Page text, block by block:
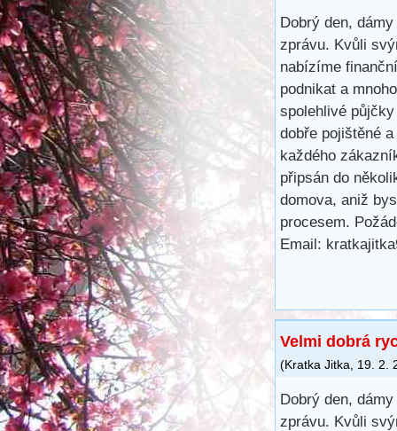
Dobrý den,
zprávu. Kvůli
nabízíme
podnikat a
spolehlivé
dobře pojištěné
každého
připsán do
domova, aniž
procesem.
Email:
Velmi dobrá
(Kratka Jitka 19. 2.
Dobrý den,
zprávu. Kvůli